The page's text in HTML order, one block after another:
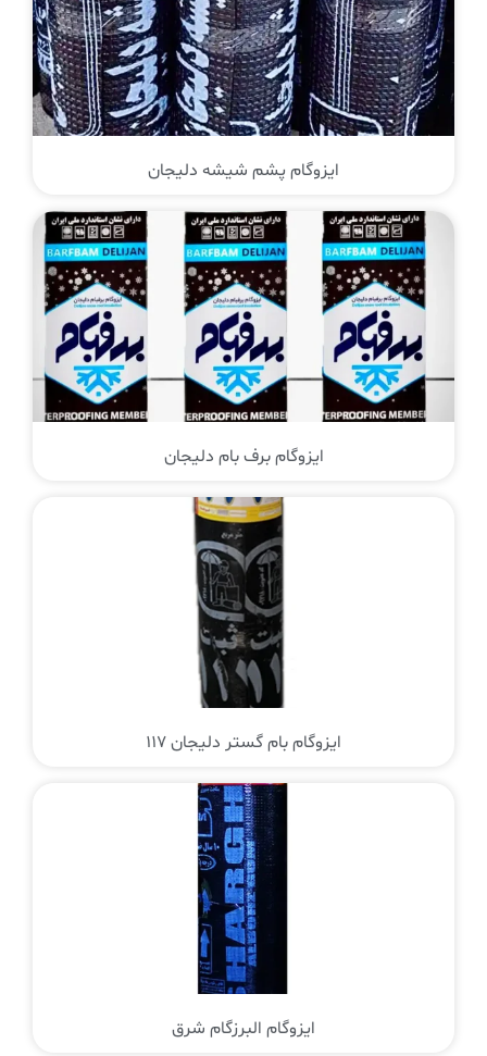
ایزوگام پشم شیشه دلیجان
ایزوگام برف بام دلیجان
ایزوگام بام گستر دلیجان 117
ایزوگام البرزگام شرق